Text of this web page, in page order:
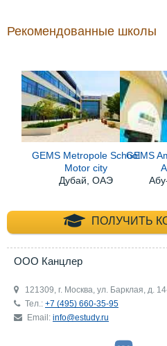
Рекомендованные школы
GEMS Metropole School
Motor city
Дубай, ОАЭ
GEMS
ПОЛУЧИТЬ
ООО Канцлер
121309, г. Москва, ул. Барклая, д.
Тел.: +7 (495) 660-35-95
Email: info@estudy.ru